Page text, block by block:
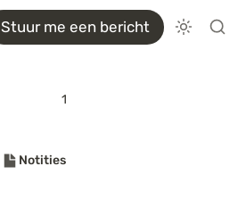
Stuur me een bericht
1
Notities